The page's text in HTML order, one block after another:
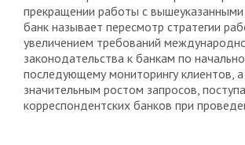
прекращении работы с
банк называет пересмотр стратегии
увеличением требований
законодательства к банкам по
последующему мониторингу клиентов,
значительным ростом запросов,
корреспондентских банков при